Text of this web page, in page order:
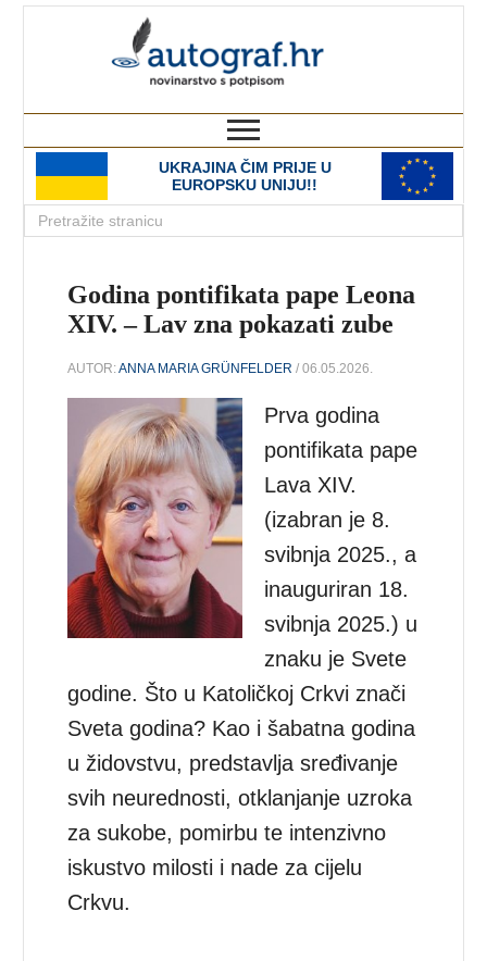
UKRAJINA ČIM PRIJE U
EUROPSKU UNIJU!!
Godina pontifikata pape Leona
XIV. – Lav zna pokazati zube
AUTOR:ANNA MARIA GRÜNFELDER / 06.05.2026.
Prva godina
pontifikata pape
Lava XIV.
(izabran je 8.
svibnja 2025., a
inauguriran 18.
svibnja 2025.) u
znaku je Svete
godine. Što u Katoličkoj Crkvi znači
Sveta godina? Kao i šabatna godina
u židovstvu, predstavlja sređivanje
svih neurednosti, otklanjanje uzroka
za sukobe, pomirbu te intenzivno
iskustvo milosti i nade za cijelu
Crkvu.